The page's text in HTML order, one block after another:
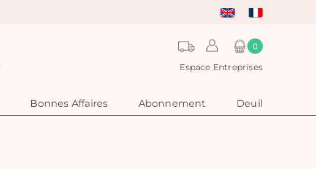
0
Espace Entreprises
Bonnes Affaires Abonnement Deuil